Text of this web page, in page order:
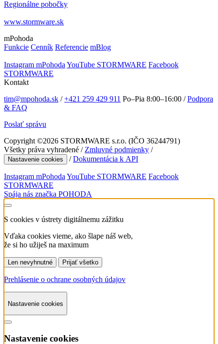
Regionálne pobočky
www.stormware.sk
mPohoda
Funkcie Cenník Referencie mBlog
Instagram mPohoda YouTube STORMWARE Facebook
STORMWARE
Kontakt
tim@mpohoda.sk / +421 259 429 911 Po–Pia 8:00–16:00 / Podpora
& FAQ
Poslať správu
Copyright ©2026 STORMWARE s.r.o. (IČO 36244791)
Všetky práva vyhradené / Zmluvné podmienky /
Nastavenie cookies /Dokumentácia k API
Instagram mPohoda YouTube STORMWARE Facebook
STORMWARE
Spája nás značka POHODA
S cookies v ústrety digitálnemu zážitku
Vďaka cookies vieme, ako šlape náš web,
že si ho užiješ na maximum
Len nevyhnutné Prijať všetko
Prehlásenie o ochrane osobných údajov
Nastavenie cookies
Nastavenie cookies